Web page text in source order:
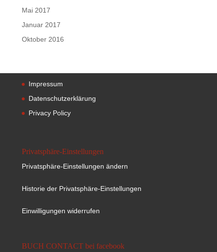
Mai 2017
Januar 2017
Oktober 2016
Impressum
Datenschutzerklärung
Privacy Policy
Privatsphäre-Einstellungen
Privatsphäre-Einstellungen ändern
Historie der Privatsphäre-Einstellungen
Einwilligungen widerrufen
BUCH CONTACT bei facebook